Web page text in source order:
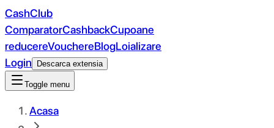
CashClub
ComparatorCashbackCupoane
reducereVouchereBlogLoializare
Login
Descarca extensia
Toggle menu
Acasa